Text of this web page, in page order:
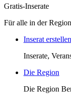
Gratis-Inserate
Für alle in der Region
Inserat erstellen
Inserate,
Die Region
Die Region